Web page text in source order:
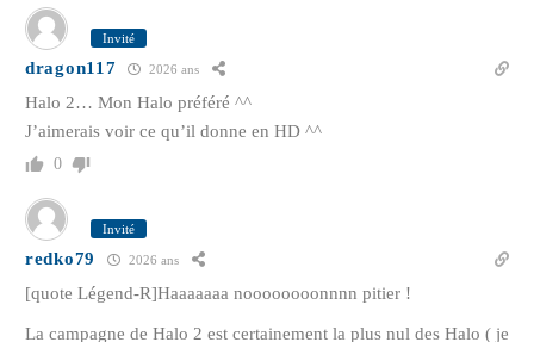
Invité
dragon117 2026 ans
Halo 2… Mon Halo préféré ^^
J’aimerais voir ce qu’il donne en HD ^^
0
Invité
redko79 2026 ans
[quote Légend-R]Haaaaaaa noooooooonnnn pitier !
La campagne de Halo 2 est certainement la plus nul des Halo ( je